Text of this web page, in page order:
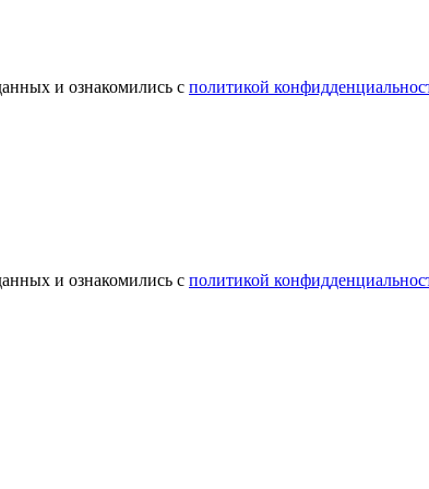
и ознакомились с политикой
и ознакомились с политикой